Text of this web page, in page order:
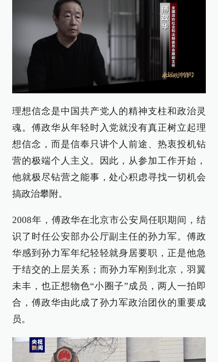
理想信念是中国共产党人的精神支柱和政治灵
魂。傅政华从年轻时入党就没有真正树立起理
想信念，而是信奉只讲个人前途、热衷投机钻
营的极端个人主义。因此，从参加工作开始，
他就极尽钻营之能事，处心积虑寻找一切机会
搞政治攀附。
2008年，傅政华在北京市公安局任职期间，结
识了时任公安部办公厅副主任的孙力军。傅政
华感到孙力军年纪轻轻就身居要职，正是他急
于结交的上层关系；而孙力军刚到北京，羽翼
未丰，也正想物色“小圈子”成员，两人一拍即
合，傅政华由此成了孙力军政治团伙的重要成
员。